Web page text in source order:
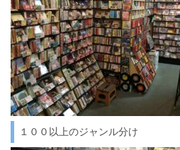
１００以上のジャンル分け